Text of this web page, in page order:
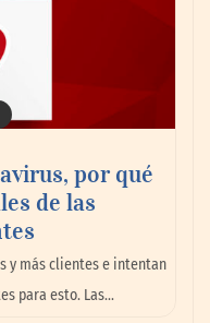
su presencia
de reformas en
por qué
de las
y más clientes e intentan
para esto. Las…